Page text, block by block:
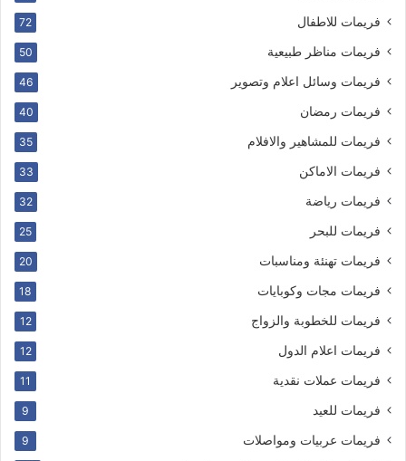
فريمات للاطفال 72
فريمات مناظر طبيعية 50
فريمات وسائل اعلام وتصوير 46
فريمات رمضان 40
فريمات للمشاهير والافلام 35
فريمات الاماكن 33
فريمات رياضة 32
فريمات للبحر 25
فريمات تهنئة ومناسبات 20
فريمات مجات وكوبايات 18
فريمات للخطوبة والزواج 12
فريمات اعلام الدول 12
فريمات عملات نقدية 11
فريمات للعيد 9
فريمات عربيات ومواصلات 9